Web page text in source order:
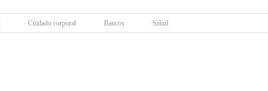
Cuidado corporal Bancos Salud